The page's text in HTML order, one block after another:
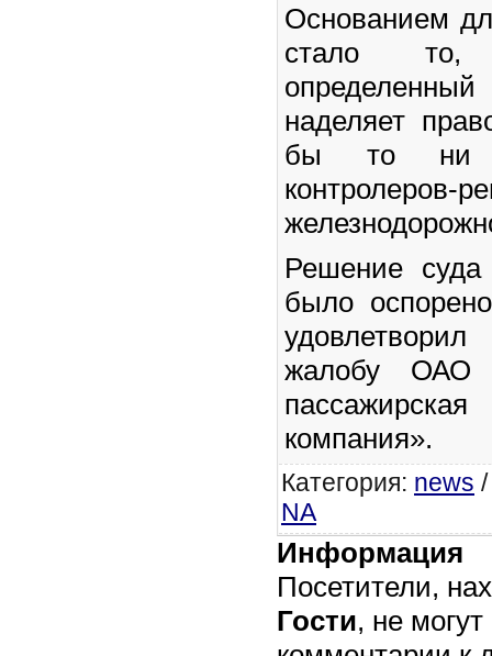
Основанием
стало то,
наделяет
бы то ни
Решение суда
было
жалобу ОАО
компания».
Категория: news
NA
Информация
Посетители,
Гости, не